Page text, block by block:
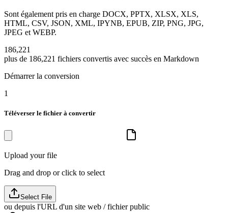
Sont également pris en charge DOCX, PPTX, XLSX, XLS,
HTML, CSV, JSON, XML, IPYNB, EPUB, ZIP, PNG, JPG,
JPEG et WEBP.
186,221
plus de 186,221 fichiers convertis avec succès en Markdown
Démarrer la conversion
1
Téléverser le fichier à convertir
Upload your file
Drag and drop or click to select
Select File
ou depuis l'URL d'un site web / fichier public